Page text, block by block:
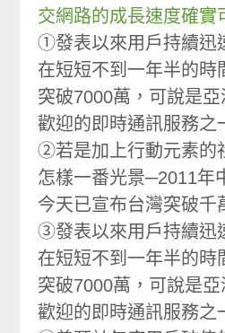
交網路的成長速度確實
①發表以來用戶持續迅
在短短不到一年半的時
突破7000萬，可說是
歡迎的即時通訊服務之
②若是加上行動元素的
怎樣一番光景─2011年
今天已宣布台灣突破千
③發表以來用戶持續迅
在短短不到一年半的時
突破7000萬，可說是
歡迎的即時通訊服務之